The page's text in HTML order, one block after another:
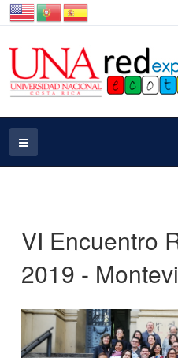
VI Encuentro
2019 -